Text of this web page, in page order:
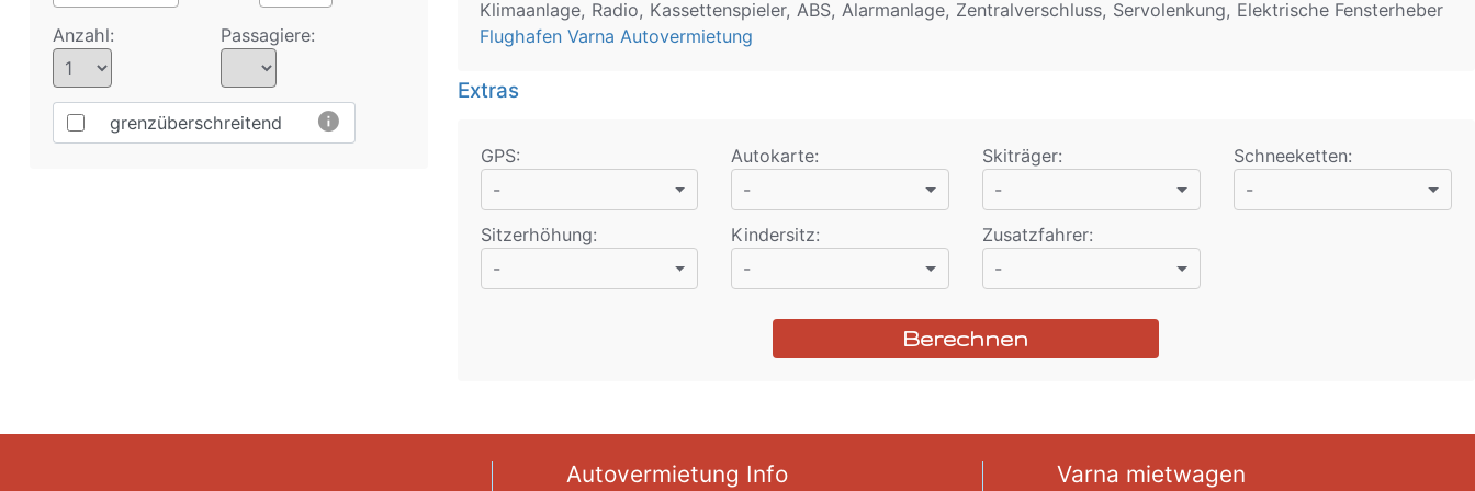
Anzahl: Passagiere:
grenzüberschreitend info
Klimaanlage, Radio, Kassettenspieler, ABS, Alarmanlage, Zentralverschluss, Servolenkung, Elektrische Fensterheber
Flughafen Varna Autovermietung
Extras
GPS:
-
Autokarte:
-
Skiträger:
-
Schneeketten:
-
Sitzerhöhung:
-
Kindersitz:
-
Zusatzfahrer:
-
Berechnen
Autovermietung Info Varna mietwagen